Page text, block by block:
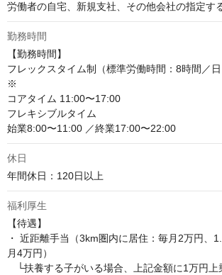
労働者の自宅、新規支社、その他会社の指定す
勤務時間
【勤務時間】
フレックスタイム制（標準労働時間：8時間／日
※
コアタイム 11:00〜17:00
フレキシブルタイム
始業8:00〜11:00 ／終業17:00〜22:00
休日
年間休日：120日以上
福利厚生
【待遇】
・ 近距離手当（3km圏内に居住：毎月2万円、
月4万円）
└扶養する子がいる場合、上記金額に1万円上